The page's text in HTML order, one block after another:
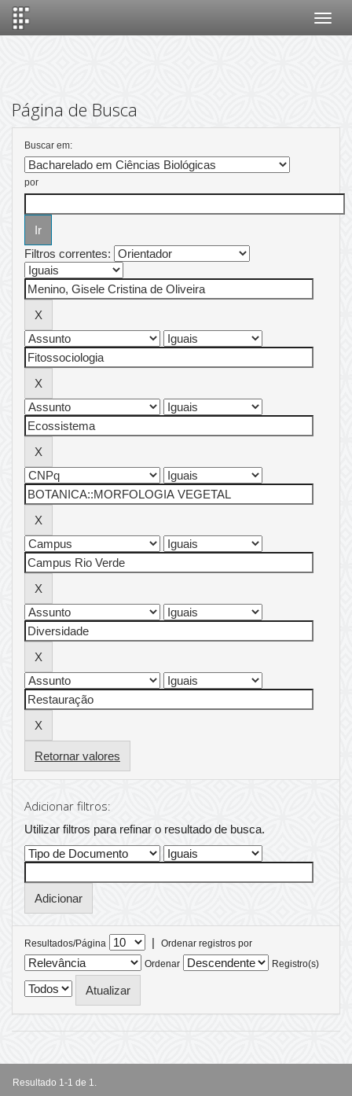
Página de Busca
Buscar em:
por
Filtros correntes:
Retornar valores
Adicionar filtros:
Utilizar filtros para refinar o resultado de busca.
Resultados/Página |
Ordenar registros por
Ordenar
Registro(s)
Resultado 1-1 de 1.